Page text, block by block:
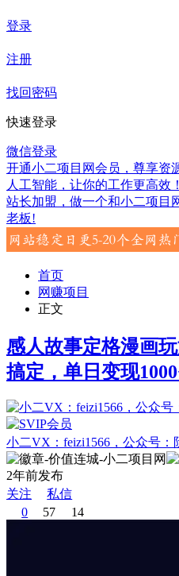
登录
注册
找回密码
快速登录
微信登录
开通小二项目网会员，尊享资
人工智能，让你的工作更高效！
站长加盟，做一个和小二项目
老板!
首页
网赚项目
正文
感人故事定格漫画
搞定，单日变现
小二VX：feizi1566，公众号：
2年前发布
关注
私信
0
57 14